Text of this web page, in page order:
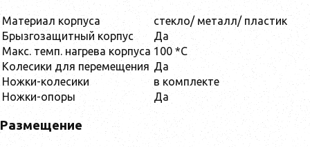
Материал корпуса
стекло/ металл/ пластик
Брызгозащитный корпус
Да
Макс. темп. нагрева корпуса 100 *С
Колесики для перемещения Да
Ножки-колесики
в комплекте
Ножки-опоры
Да
Размещение